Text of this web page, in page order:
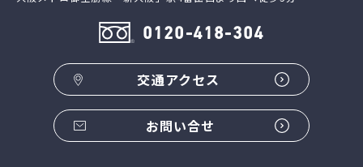
0120-418-304
交通アクセス
お問い合せ